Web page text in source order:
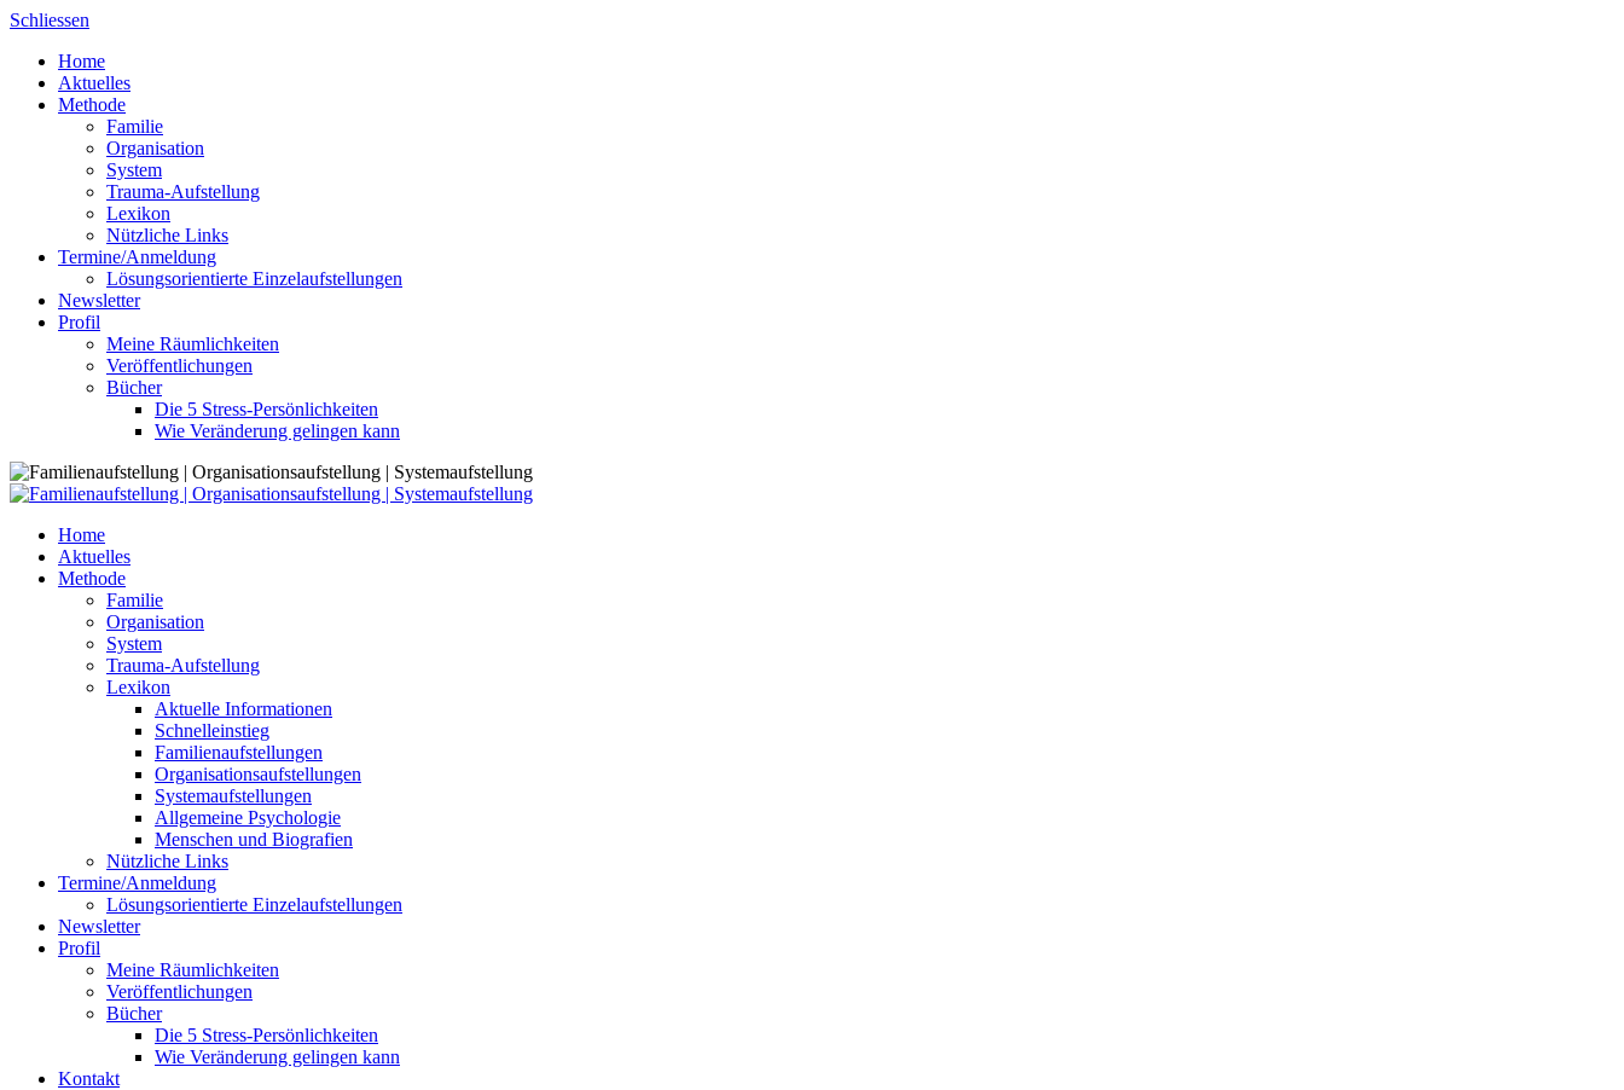
Skip
content
Schliessen
Home
Aktuelles
Methode
Familie
Organisation
System
Trauma-Aufstellung
Lexikon
Nützliche Links
Termine/Anmeldung
Lösungsorientierte Einzelaufstellungen
Newsletter
Profil
Meine Räumlichkeiten
Veröffentlichungen
Bücher
Die 5 Stress-Persönlichkeiten
Wie Veränderung gelingen kann
Home
Aktuelles
Methode
Familie
Organisation
System
Trauma-Aufstellung
Lexikon
Aktuelle Informationen
Schnelleinstieg
Familienaufstellungen
Organisationsaufstellungen
Systemaufstellungen
Allgemeine Psychologie
Menschen und Biografien
Nützliche Links
Termine/Anmeldung
Lösungsorientierte Einzelaufstellungen
Newsletter
Profil
Meine Räumlichkeiten
Veröffentlichungen
Bücher
Die 5 Stress-Persönlichkeiten
Wie Veränderung gelingen kann
Kontakt